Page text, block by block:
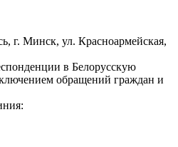
г. Минск, ул. Красноармейская,
в Белорусскую
обращений граждан и